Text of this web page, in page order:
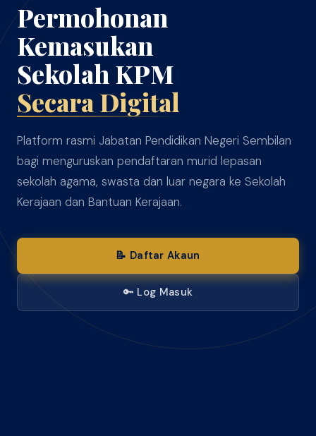
Permohonan
Kemasukan
Sekolah KPM
Secara Digital
Platform rasmi Jabatan Pendidikan Negeri Sembilan
bagi menguruskan pendaftaran murid lepasan
sekolah agama, swasta dan luar negara ke Sekolah
Kerajaan dan Bantuan Kerajaan.
📝 Daftar Akaun
🔑 Log Masuk